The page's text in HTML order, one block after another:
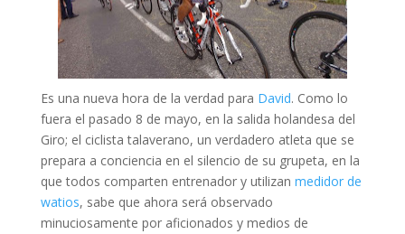
Es una nueva hora de la verdad para David. Como lo
fuera el pasado 8 de mayo, en la salida holandesa del
Giro; el ciclista talaverano, un verdadero atleta que se
prepara a conciencia en el silencio de su grupeta, en la
que todos comparten entrenador y utilizan medidor de
watios, sabe que ahora será observado
minuciosamente por aficionados y medios de